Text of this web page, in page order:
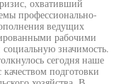
охвативший
профессионально-
ведущих
рабочими
значимость.
сегодня наше
подготовки